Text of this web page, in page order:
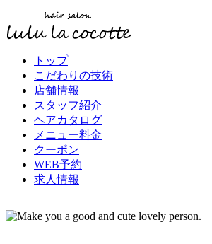
トップ
こだわりの技術
店舗情報
スタッフ紹介
ヘアカタログ
メニュー料金
クーポン
WEB予約
求人情報